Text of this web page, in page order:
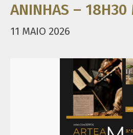
ANINHAS – 18H30
11 MAIO 2026